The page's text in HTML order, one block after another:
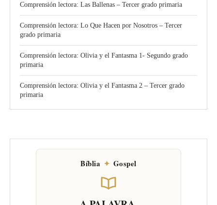
Comprensión lectora: Las Ballenas – Tercer grado primaria
Comprensión lectora: Lo Que Hacen por Nosotros – Tercer
grado primaria
Comprensión lectora: Olivia y el Fantasma 1- Segundo grado
primaria
Comprensión lectora: Olivia y el Fantasma 2 – Tercer grado
primaria
Bíblia ✦ Gospel